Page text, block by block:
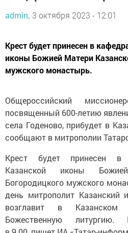
admin, 3 октября 2023 - 12:01
иконы Божией Матери
мужского монастырь.
посвященный 600-летию
села Годеново, прибудет в
сообщают в митрополии
Казанской иконы
Богородицкого мужского
день митрополит Казанский
возглавит в Казанском
Божественную литургию.
в 9.00, пишет ИА «Татар-